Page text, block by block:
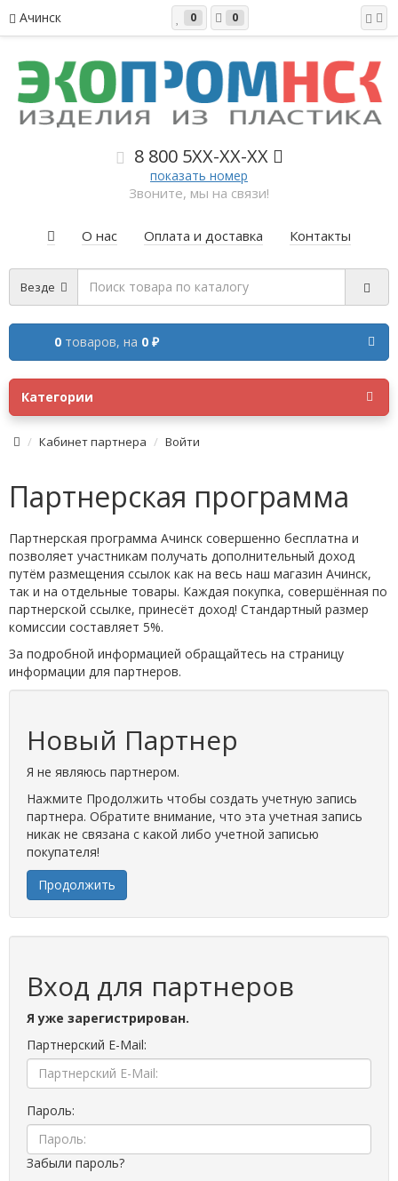
Ачинск 0 0
8 800 5XX-XX-XX
показать номер
Звоните, мы на связи!
О нас Оплата и доставка Контакты
Везде
0 товаров, на 0 ₽
Категории
Кабинет партнера Войти
Партнерская программа
Партнерская программа Ачинск совершенно бесплатна и
позволяет участникам получать дополнительный доход
путём размещения ссылок как на весь наш магазин Ачинск,
так и на отдельные товары. Каждая покупка, совершённая по
партнерской ссылке, принесёт доход! Стандартный размер
комиссии составляет 5%.
За подробной информацией обращайтесь на страницу
информации для партнеров.
Новый Партнер
Я не являюсь партнером.
Нажмите Продолжить чтобы создать учетную запись
партнера. Обратите внимание, что эта учетная запись
никак не связана с какой либо учетной записью
покупателя!
Продолжить
Вход для партнеров
Я уже зарегистрирован.
Партнерский E-Mail:
Пароль:
Забыли пароль?